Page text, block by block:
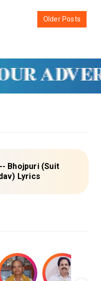
Older Posts
Bhojpuri (Suit
Lyrics